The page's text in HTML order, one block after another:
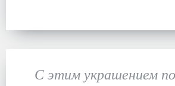
С этим украшением